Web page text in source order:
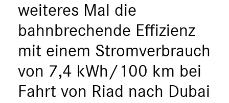
Marken & Produkte
MEDIA
ÜBER UNS
ANSPRECHPARTNER
weiteres Mal die
bahnbrechende Effizienz
mit einem Stromverbrauch
von 7,4 kWh/100 km bei
Fahrt von Riad nach Dubai